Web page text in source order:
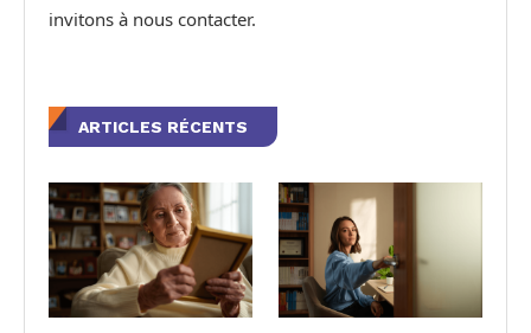
invitons à nous contacter.
ARTICLES RÉCENTS